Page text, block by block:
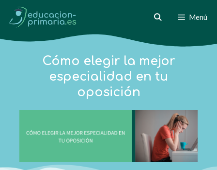
Menú
Cómo elegir la mejor
especialidad en tu
oposición